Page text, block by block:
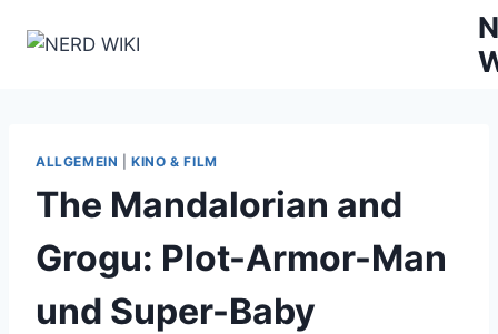
Inhalt
ALLGEMEIN |KINO & FILM
The Mandalorian and
Grogu: Plot-Armor-Man
und Super-Baby